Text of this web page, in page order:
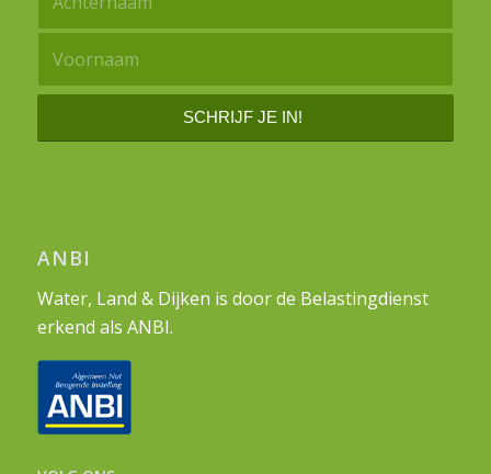
ANBI
Water, Land & Dijken is door de Belastingdienst
erkend als ANBI.